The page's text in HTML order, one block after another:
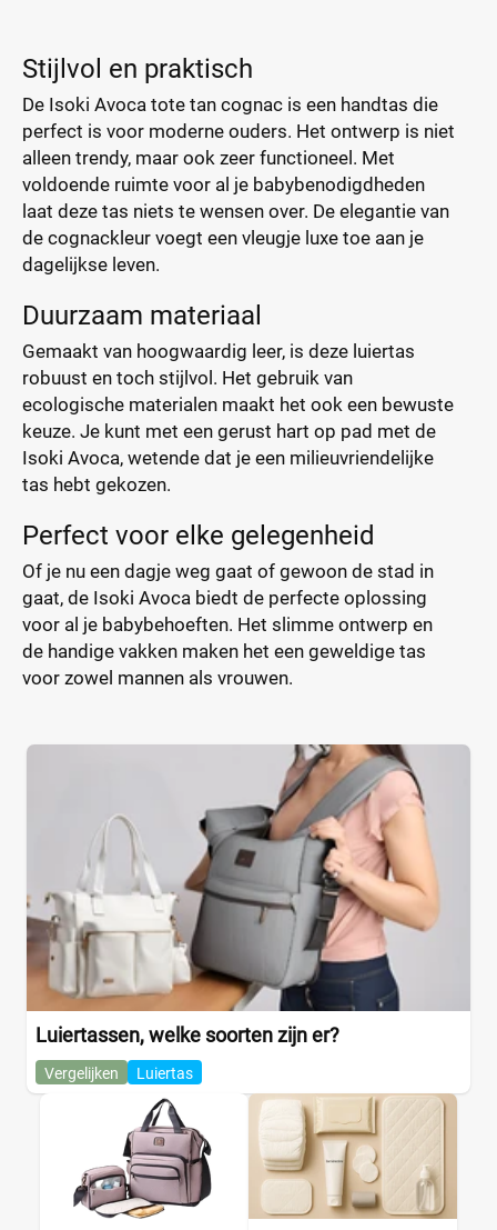
Stijlvol en praktisch
De Isoki Avoca tote tan cognac is een handtas die
perfect is voor moderne ouders. Het ontwerp is niet
alleen trendy, maar ook zeer functioneel. Met
voldoende ruimte voor al je babybenodigdheden
laat deze tas niets te wensen over. De elegantie van
de cognackleur voegt een vleugje luxe toe aan je
dagelijkse leven.
Duurzaam materiaal
Gemaakt van hoogwaardig leer, is deze luiertas
robuust en toch stijlvol. Het gebruik van
ecologische materialen maakt het ook een bewuste
keuze. Je kunt met een gerust hart op pad met de
Isoki Avoca, wetende dat je een milieuvriendelijke
tas hebt gekozen.
Perfect voor elke gelegenheid
Of je nu een dagje weg gaat of gewoon de stad in
gaat, de Isoki Avoca biedt de perfecte oplossing
voor al je babybehoeften. Het slimme ontwerp en
de handige vakken maken het een geweldige tas
voor zowel mannen als vrouwen.
Luiertassen, welke soorten zijn er?
Vergelijken Luiertas